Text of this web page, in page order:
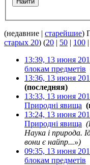
(недавние | старейшие)
старых 20) (20 | 50 | 100 |
13:39, 13 июня
блокам предметів
13:36, 13 июня
(последняя)
13:33, 13 июня
Природні явища
13:24, 13 июня
Природні явища
Наука і природа.
вони є найпр...»)
09:35, 13 июня
блокам предметів